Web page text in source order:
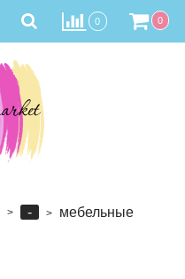
0 0
- мебельные